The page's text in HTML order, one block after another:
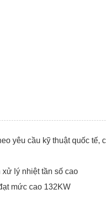
yêu cầu kỹ thuật quốc tế,
lý nhiệt tần số cao
mức cao 132KW